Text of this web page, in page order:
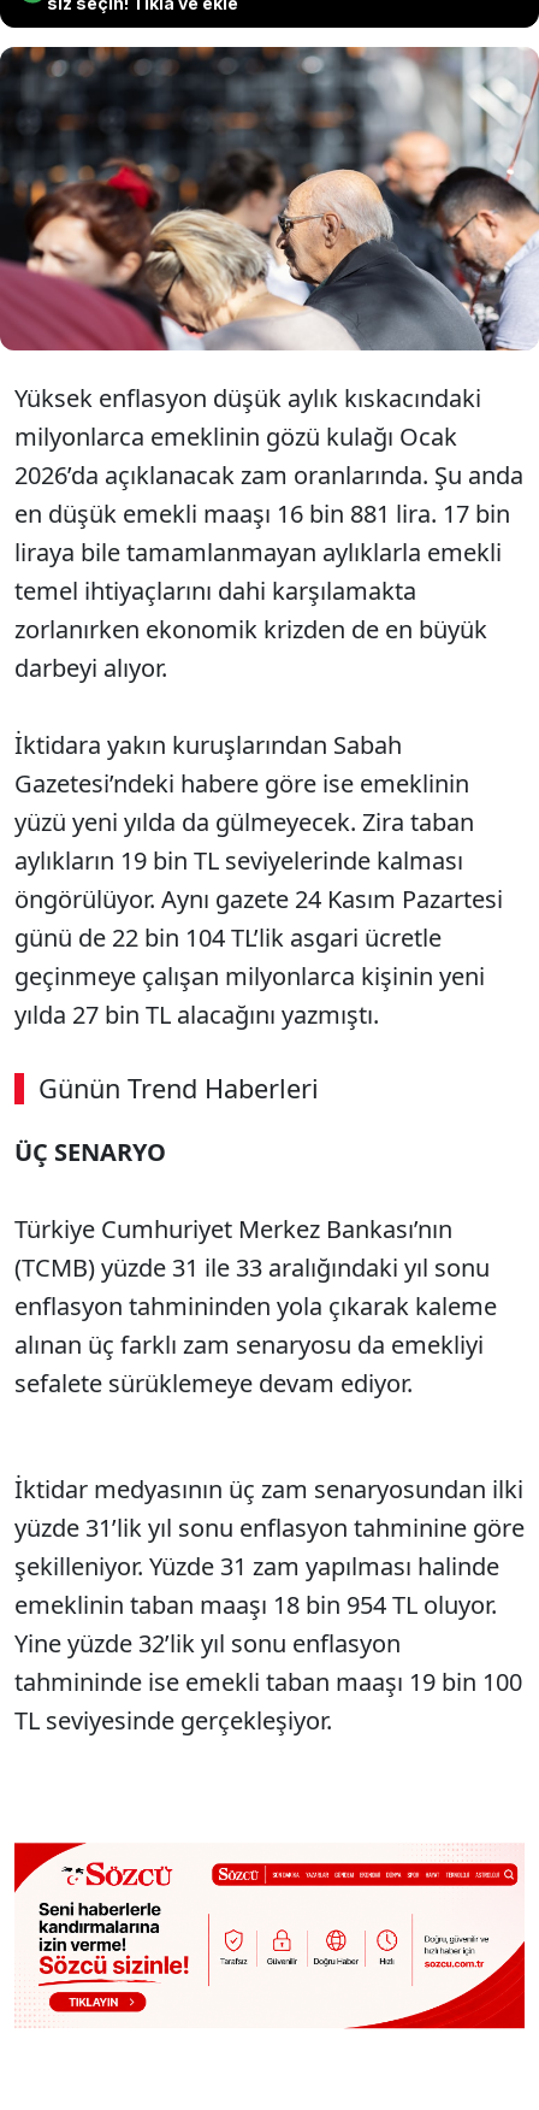
Yeni yıl zammı için üç farklı ihtimal üzerinde
duran iktidara yakın medya kuruluşları,
emeklinin taban maaşının her senaryoda
19 bin seviyelerinde olacağını iddia ediyor.
Yüksek enflasyon düşük aylık kıskacındaki
milyonlarca emeklinin gözü kulağı Ocak
2026’da açıklanacak zam oranlarında. Şu anda
en düşük emekli maaşı 16 bin 881 lira. 17 bin
liraya bile tamamlanmayan aylıklarla emekli
temel ihtiyaçlarını dahi karşılamakta
zorlanırken ekonomik krizden de en büyük
darbeyi alıyor.
İktidara yakın kuruşlarından Sabah
Gazetesi’ndeki habere göre ise emeklinin
yüzü yeni yılda da gülmeyecek. Zira taban
aylıkların 19 bin TL seviyelerinde kalması
öngörülüyor. Aynı gazete 24 Kasım Pazartesi
günü de 22 bin 104 TL’lik asgari ücretle
geçinmeye çalışan milyonlarca kişinin yeni
yılda 27 bin TL alacağını yazmıştı.
Günün Trend Haberleri
ÜÇ SENARYO
Türkiye Cumhuriyet Merkez Bankası’nın
(TCMB) yüzde 31 ile 33 aralığındaki yıl sonu
enflasyon tahmininden yola çıkarak kaleme
alınan üç farklı zam senaryosu da emekliyi
sefalete sürüklemeye devam ediyor.
İktidar medyasının üç zam senaryosundan ilki
yüzde 31’lik yıl sonu enflasyon tahminine göre
şekilleniyor. Yüzde 31 zam yapılması halinde
emeklinin taban maaşı 18 bin 954 TL oluyor.
Yine yüzde 32’lik yıl sonu enflasyon
tahmininde ise emekli taban maaşı 19 bin 100
TL seviyesinde gerçekleşiyor.